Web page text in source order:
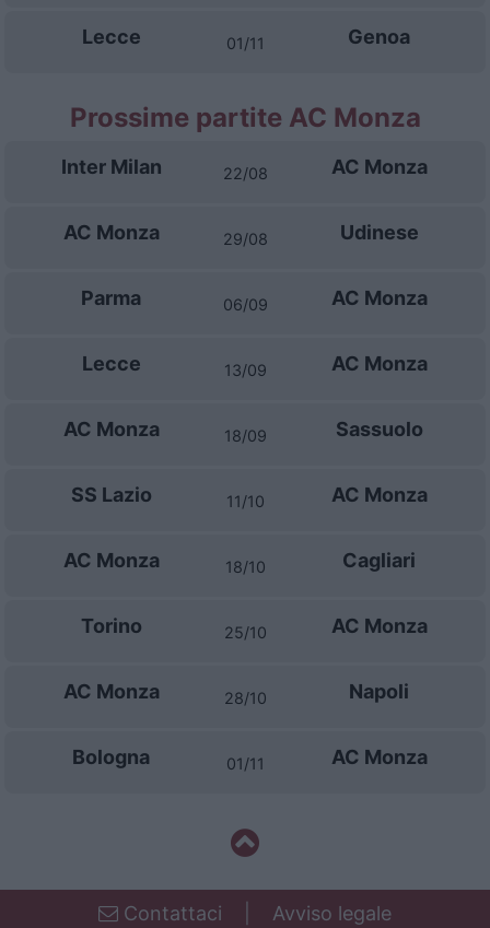
Lecce 01/11 Genoa
Prossime partite AC Monza
Inter Milan 22/08 AC Monza
AC Monza 29/08 Udinese
Parma 06/09 AC Monza
Lecce 13/09 AC Monza
AC Monza 18/09 Sassuolo
SS Lazio 11/10 AC Monza
AC Monza 18/10 Cagliari
Torino 25/10 AC Monza
AC Monza 28/10 Napoli
Bologna 01/11 AC Monza
Contattaci Avviso legale